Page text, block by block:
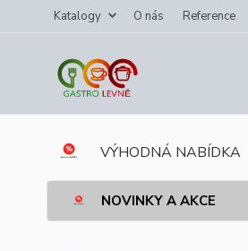
Katalogy O nás Reference
VÝHODNÁ NABÍDKA
NOVINKY A AKCE